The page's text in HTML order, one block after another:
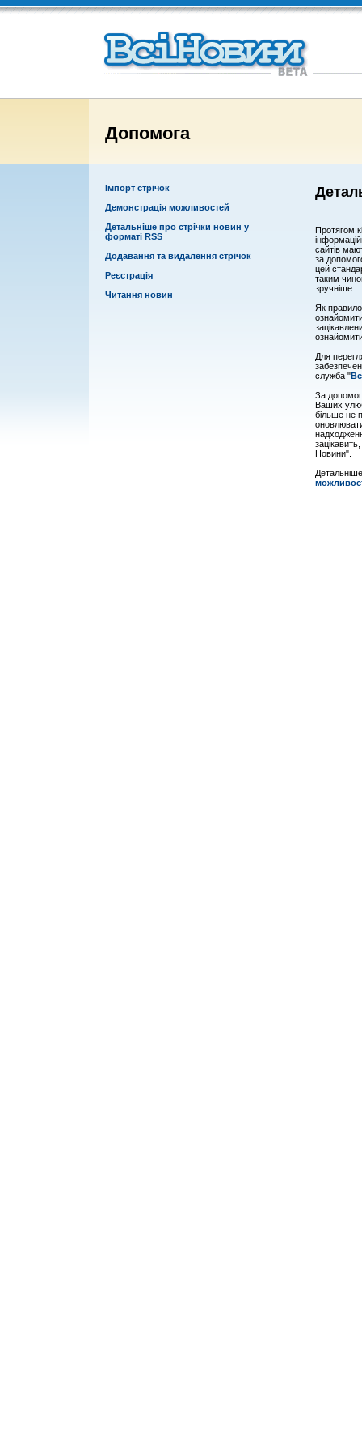
Допомога
Імпорт стрічок
Демонстрація можливостей
Детальніше про стрічки новин у
форматі RSS
Додавання та видалення стрічок
Реєстрація
Читання новин
Протягом
сайтів
за
цей
таким
зручніше.
Як
Для
служба "
За
Ваших
більше не
Новини".